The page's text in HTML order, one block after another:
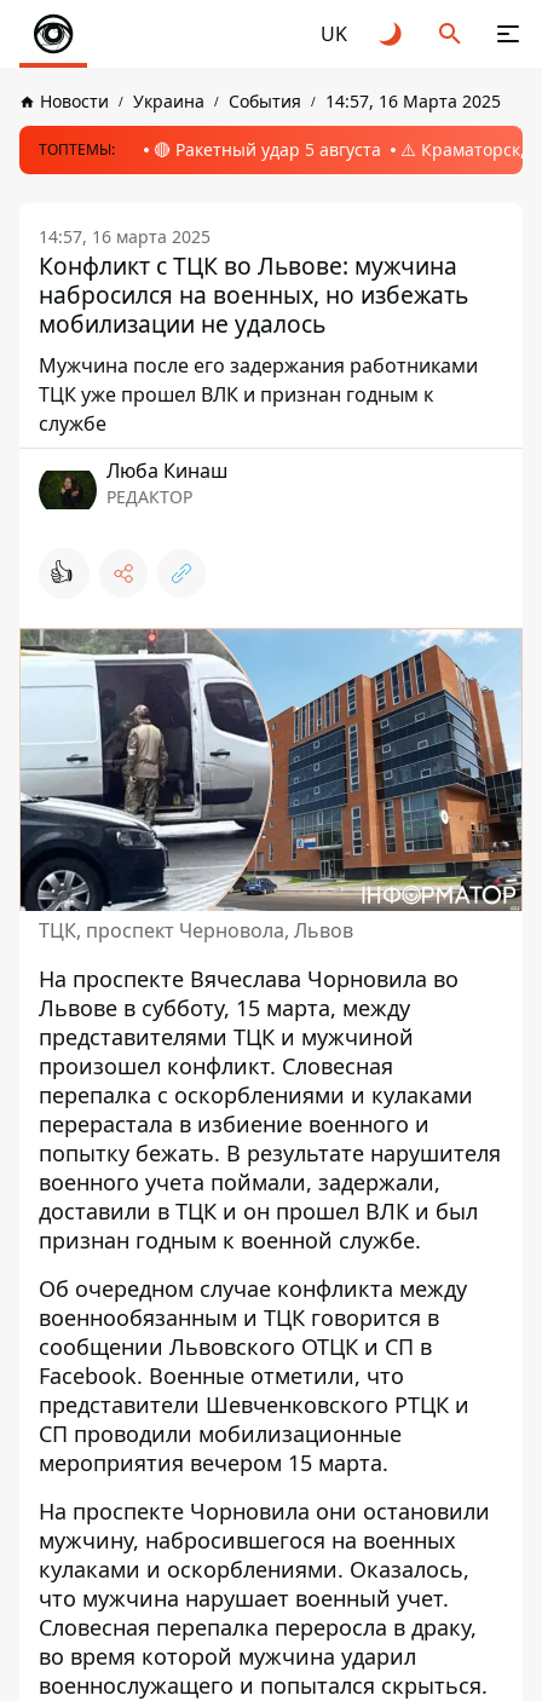
UK
Новости Украина События 14:57, 16 Марта 2025
ТОПТЕМЫ: 🔴 Ракетный удар 5 августа ⚠️ Краматорск,
14:57, 16 марта 2025
Конфликт с ТЦК во Львове: мужчина
набросился на военных, но избежать
мобилизации не удалось
Мужчина после его задержания работниками
ТЦК уже прошел ВЛК и признан годным к
службе
Люба Кинаш
РЕДАКТОР
👍
ТЦК, проспект Черновола, Львов
На проспекте Вячеслава Чорновила во
Львове в субботу, 15 марта, между
представителями ТЦК и мужчиной
произошел конфликт. Словесная
перепалка с оскорблениями и кулаками
перерастала в избиение военного и
попытку бежать. В результате нарушителя
военного учета поймали, задержали,
доставили в ТЦК и он прошел ВЛК и был
признан годным к военной службе.
Об очередном случае конфликта между
военнообязанным и ТЦК говорится в
сообщении Львовского ОТЦК и СП в
Facebook. Военные отметили, что
представители Шевченковского РТЦК и
СП проводили мобилизационные
мероприятия вечером 15 марта.
На проспекте Чорновила они остановили
мужчину, набросившегося на военных
кулаками и оскорблениями. Оказалось,
что мужчина нарушает военный учет.
Словесная перепалка переросла в драку,
во время которой мужчина ударил
военнослужащего и попытался скрыться.